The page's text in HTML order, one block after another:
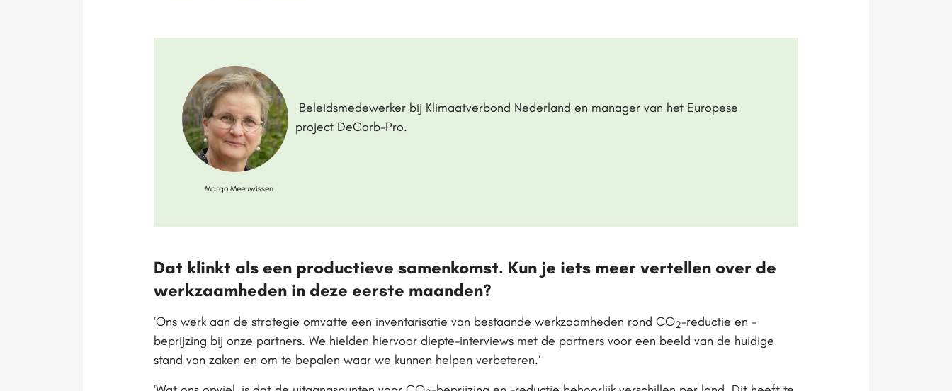
Margo Meeuwissen
Beleidsmedewerker bij Klimaatverbond Nederland en manager van het Europese
project DeCarb-Pro.
Dat klinkt als een productieve samenkomst. Kun je iets meer vertellen over de
werkzaamheden in deze eerste maanden?
‘Ons werk aan de strategie omvatte een inventarisatie van bestaande werkzaamheden rond CO2-reductie en -
beprijzing bij onze partners. We hielden hiervoor diepte-interviews met de partners voor een beeld van de huidige
stand van zaken en om te bepalen waar we kunnen helpen verbeteren.’